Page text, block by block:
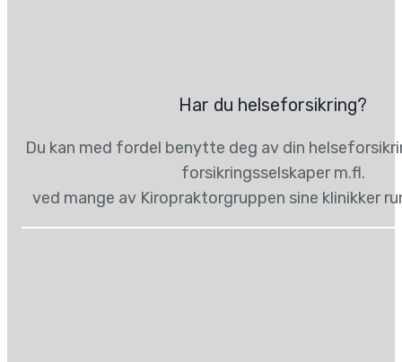
Har du helseforsikring?
Du kan med fordel benytte deg av din
forsikringsselskaper m.fl.
ved mange av Kiropraktorgruppen sine klinikker